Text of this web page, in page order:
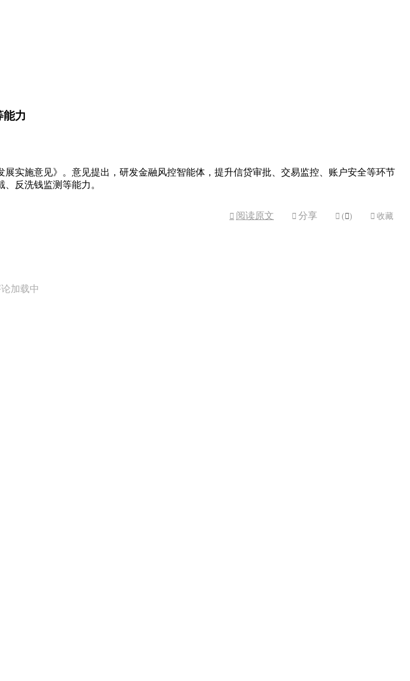
能力
实施意见》。意见提出，研发金融风控智能体，提升信贷审批、交易监控、账户安全等环节
反洗钱监测等能力。
 阅读原文  分享  ( )  收藏
加载中